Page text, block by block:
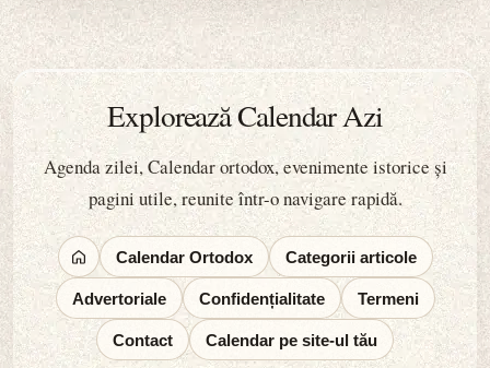
Explorează Calendar Azi
Agenda zilei, Calendar ortodox, evenimente istorice și
pagini utile, reunite într-o navigare rapidă.
Calendar Ortodox Categorii articole
Advertoriale Confidențialitate Termeni
Contact Calendar pe site-ul tău